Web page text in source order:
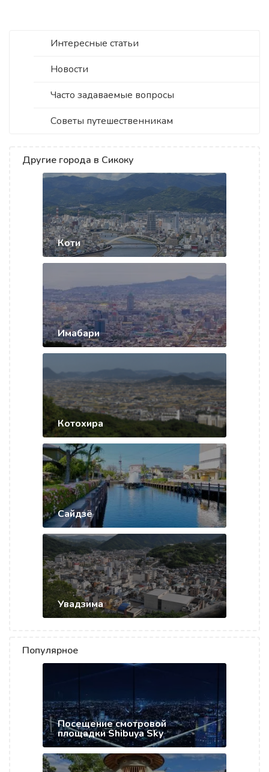
Интересные статьи
Новости
Часто задаваемые вопросы
Советы путешественникам
Другие города в Сикоку
Коти
Имабари
Котохира
Сайдзё
Увадзима
Популярное
Посещение смотровой
площадки Shibuya Sky